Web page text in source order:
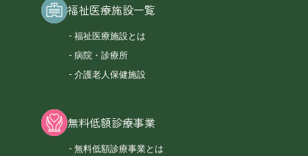
福祉医療施設一覧
福祉医療施設とは
病院・診療所
介護老人保健施設
無料低額診療事業
無料低額診療事業とは